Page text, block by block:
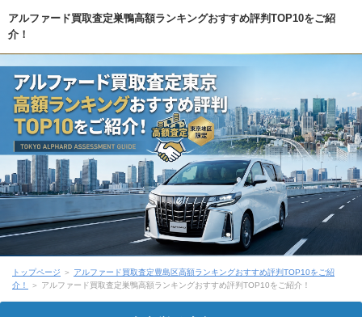
アルファード買取査定巣鴨高額ランキングおすすめ評判TOP10をご紹
介！
トップページ ＞ アルファード買取査定豊島区高額ランキングおすすめ評判TOP10をご紹
介！
＞ アルファード買取査定巣鴨高額ランキングおすすめ評判TOP10をご紹介！